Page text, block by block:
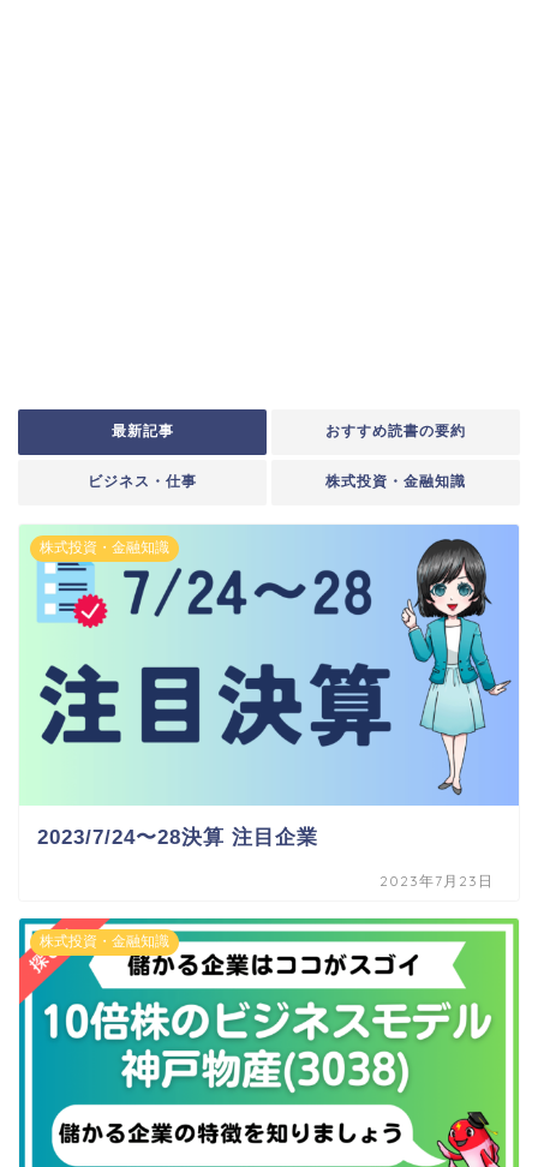
最新記事 おすすめ読書の要約
ビジネス・仕事 株式投資・金融知識
株式投資・金融知識
2023/7/24〜28決算 注目企業
2023年7月23日
株式投資・金融知識